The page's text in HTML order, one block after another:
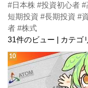
#日本株 #投資初心者
短期投資 #長期投資 #
者 #株式
31件のビュー
カテゴ